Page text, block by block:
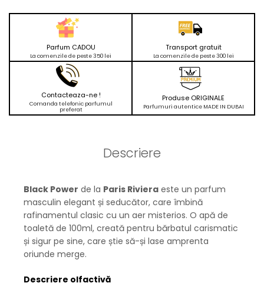
Parfum CADOU
La comenzile de peste 350 lei
Transport gratuit
La comenzile de peste 300 lei
Contacteaza-ne !
Comanda telefonic parfumul
preferat
Produse ORIGINALE
Parfumuri autentice MADE IN DUBAI
Descriere
Black Power de la Paris Riviera este un parfum
masculin elegant și seducător, care îmbină
rafinamentul clasic cu un aer misterios. O apă de
toaletă de 100ml, creată pentru bărbatul carismatic
și sigur pe sine, care știe să-și lase amprenta
oriunde merge.
Descriere olfactivă